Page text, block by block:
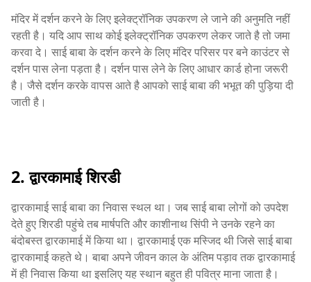
मंदिर में दर्शन करने के लिए इलेक्ट्रॉनिक उपकरण ले जाने की अनुमति नहीं
रहती है। यदि आप साथ कोई इलेक्ट्रॉनिक उपकरण लेकर जाते है तो जमा
करवा दे। साई बाबा के दर्शन करने के लिए मंदिर परिसर पर बने काउंटर से
दर्शन पास लेना पड़ता है। दर्शन पास लेने के लिए आधार कार्ड होना जरूरी
है। जैसे दर्शन करके वापस आते है आपको साई बाबा की भभूत की पुड़िया दी
जाती है।
2. द्वारकामाई शिरडी
द्वारकामाई साई बाबा का निवास स्थल था। जब साई बाबा लोगों को उपदेश
देते हुए शिरडी पहुंचे तब मार्षपति और काशीनाथ सिंपी ने उनके रहने का
बंदोबस्त द्वारकामाई में किया था। द्वारकामाई एक मस्जिद थी जिसे साई बाबा
द्वारकामाई कहते थे। बाबा अपने जीवन काल के अंतिम पड़ाव तक द्वारकामाई
में ही निवास किया था इसलिए यह स्थान बहुत ही पवित्र माना जाता है।